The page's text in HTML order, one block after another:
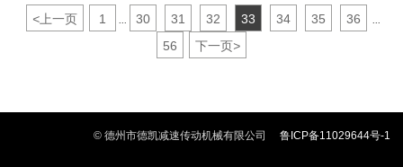
质量和使用环境。
异，不同种类有不同的用途。减速器的种
类繁多，按照传动类型可分为齿轮减速
器、蜗杆减速器和行星齿轮减速器；按照
传动级数不同可分为单级和多级减速器；
按照传动的布置形式又可分为展开式、分
流式和同轴式减速器。
<上一页 1 30 31 32 33 34 35 36
56 下一页>
© 德州市德凯减速传动机械有限公司 鲁ICP备11029644号-1